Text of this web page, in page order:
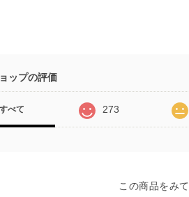
ップの評価
べて 273
この商品をみ